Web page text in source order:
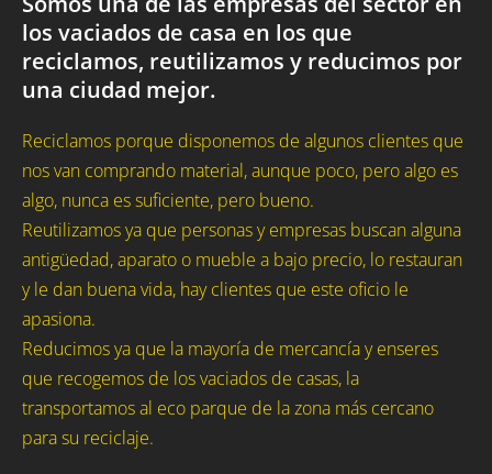
los vaciados de casa en los que
reciclamos, reutilizamos y reducimos por
una ciudad mejor.
Reciclamos porque disponemos de algunos clientes que
nos van comprando material, aunque poco, pero algo es
algo, nunca es suficiente, pero bueno.
Reutilizamos ya que personas y empresas buscan alguna
antigüedad, aparato o mueble a bajo precio, lo restauran
y le dan buena vida, hay clientes que este oficio le
apasiona.
Reducimos ya que la mayoría de mercancía y enseres
que recogemos de los vaciados de casas, la
transportamos al eco parque de la zona más cercano
para su reciclaje.